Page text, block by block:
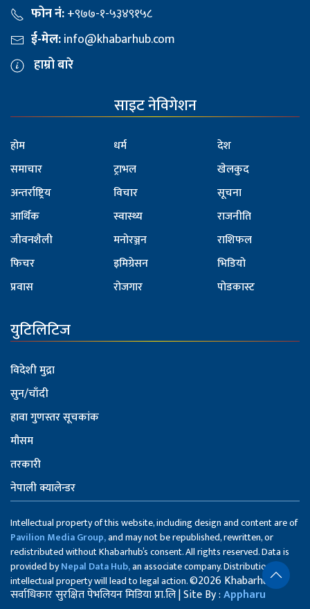
फोन नं:+९७७-१-५३४९१५८
ई-मेल:info@khabarhub.com
हाम्रो बारे
साइट नेविगेशन
होम
समाचार
अन्तर्राष्ट्रिय
आर्थिक
जीवनशैली
फिचर
प्रवास
धर्म
ट्राभल
विचार
स्वास्थ्य
मनोरञ्जन
इमिग्रेसन
रोजगार
देश
खेलकुद
सूचना
राजनीति
राशिफल
भिडियो
पोडकास्ट
युटिलिटिज
विदेशी मुद्रा
सुन/चाँदी
हावा गुणस्तर सूचकांक
मौसम
तरकारी
नेपाली क्यालेन्डर
Intellectual property of this website, including design and content are of
Pavilion Media Group,and may not be republished, rewritten, or
redistributed without Khabarhub’s consent. All rights reserved. Data is
provided byNepal Data Hub,an associate company. Distribution of
intellectual property will lead to legal action.©2026 Khabarhub
सर्वाधिकार सुरक्षित पेभलियन मिडिया प्रा.लि | Site By :Appharu